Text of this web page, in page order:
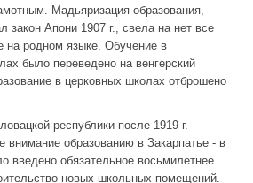
Мадьяризация образования,
закон Апони 1907 г., свела на нет все
на родном языке. Обучение в
было переведено на венгерский
в церковных школах отброшено
республики после 1919 г.
внимание образованию в Закарпатье - в
введено обязательное восьмилетнее
новых школьных помещений.